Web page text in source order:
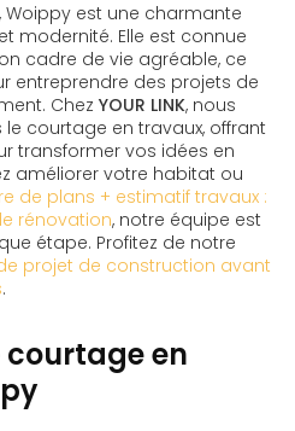
Woippy est une charmante
modernité. Elle est connue
cadre de vie agréable, ce
entreprendre des projets de
Chez YOUR LINK, nous
courtage en travaux, offrant
transformer vos idées en
améliorer votre habitat ou
de plans + estimatif travaux :
rénovation, notre équipe est
étape. Profitez de notre
projet de construction avant
.
courtage en